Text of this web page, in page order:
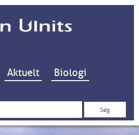
Hop til indhold
Aktuelt Biologi